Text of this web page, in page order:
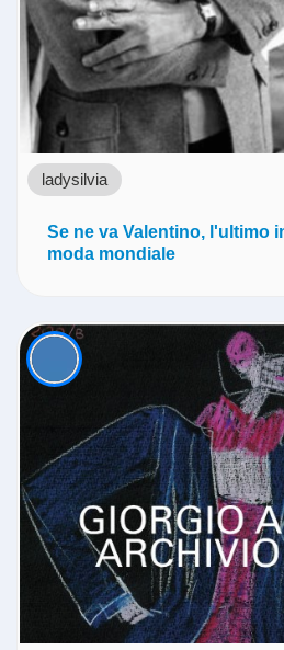
ladysilvia
Se ne va Valentino, l'ultimo
moda mondiale